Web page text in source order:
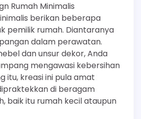
Rumah Minimalis
berikan beberapa
pemilik rumah. Diantaranya
dalam perawatan.
dan unsur dekor, Anda
mengawasi kebersihan
itu, kreasi ini pula amat
di beragam
baik itu rumah kecil ataupun